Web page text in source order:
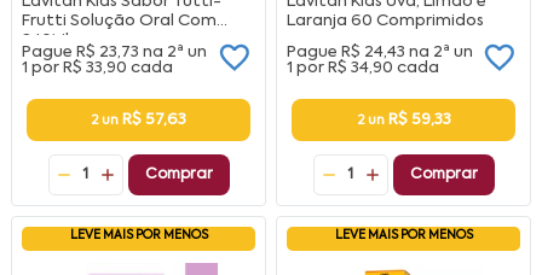
Frutti Solução Oral Com
240Ml
Pague R$ 23,73 na 2ª un
1 por R$ 33,90 cada
2 un R$ 57,63
1 Comprar
Laranja 60 Comprimidos
Pague R$ 24,43 na 2ª un
1 por R$ 34,90 cada
2 un R$ 59,33
1 Comprar
LEVE MAIS POR MENOS LEVE MAIS POR MENOS